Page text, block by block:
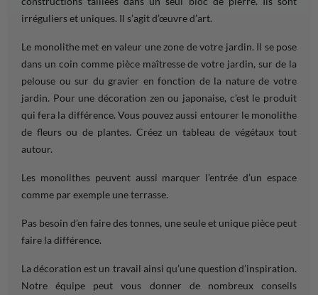
irréguliers et uniques. Il s’agit d’œuvre d’art.
Le monolithe met en valeur unezone de votre jardin. Il se pose
dans un coin comme pièce maîtresse de votre jardin,sur de la
pelouse ou sur du gravier enfonction de la nature de votre
jardin. Pour une décoration zen ou japonaise, c’est le produit
qui fera la différence. Vous pouvez aussi entourer le monolithe
de fleurs ou de plantes. Créez un tableau de végétauxtout
autour.
Les monolithes peuvent aussi marquer l’entrée d’un espace
comme par exemple une terrasse.
Pas besoin d’en faire des tonnes, une seule et unique pièce peut
faire la différence.
La décoration est un travail ainsi qu’une question d’inspiration.
Notre équipe peut vous donner de nombreux conseils